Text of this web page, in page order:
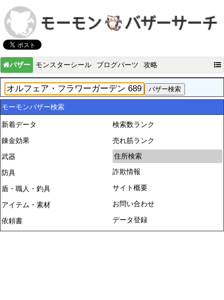
バザー モンスターシール ブログパーツ 攻略
モーモンバザー検索
新着データ
錬金効果
武器
防具
盾・職人・釣具
アイテム・素材
依頼書
検索数ランク
売れ筋ランク
住所検索
詐欺情報
サイト概要
お問い合わせ
データ登録